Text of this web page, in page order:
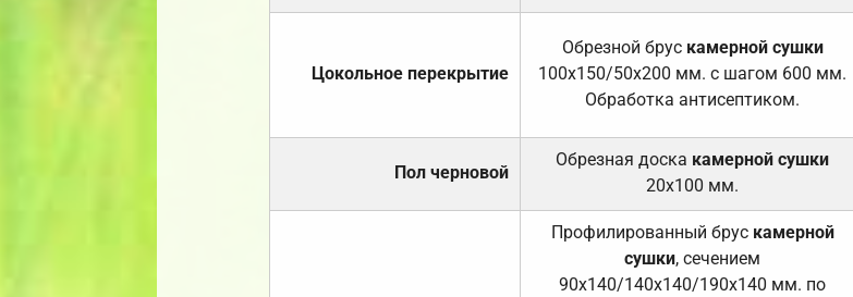
Цокольное перекрытие
Обрезной брус камерной сушки
100х150/50х200 мм. с шагом 600 мм.
Обработка антисептиком.
Пол черновой
Обрезная доска камерной сушки
20х100 мм.
Профилированный брус камерной
сушки, сечением
90х140/140х140/190х140 мм. по